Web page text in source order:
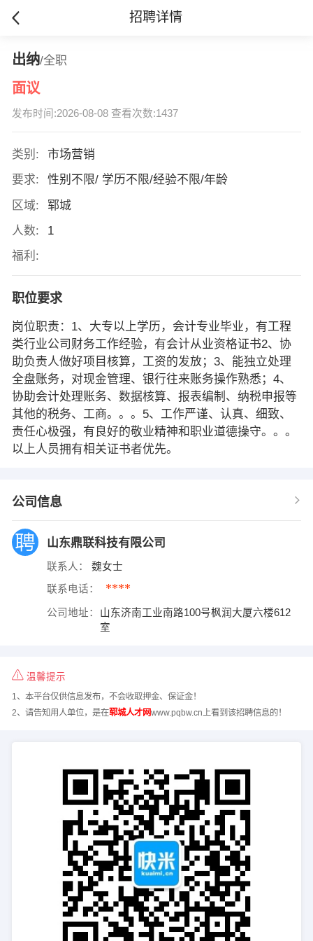
招聘详情
出纳/全职
面议
发布时间:2026-08-08 查看次数:1437
类别:
市场营销
要求:
性别不限/ 学历不限/经验不限/年龄
区域:
郓城
人数:
1
福利:
职位要求
岗位职责：1、大专以上学历，会计专业毕业，有工程
类行业公司财务工作经验，有会计从业资格证书2、协
助负责人做好项目核算，工资的发放；3、能独立处理
全盘账务，对现金管理、银行往来账务操作熟悉；4、
协助会计处理账务、数据核算、报表编制、纳税申报等
其他的税务、工商。。。5、工作严谨、认真、细致、
责任心极强，有良好的敬业精神和职业道德操守。。。
以上人员拥有相关证书者优先。
公司信息
山东鼎联科技有限公司
联系人： 魏女士
联系电话： ****
公司地址：
山东济南工业南路100号枫润大厦六楼612
室
温馨提示
1、本平台仅供信息发布，不会收取押金、保证金！
2、请告知用人单位，是在郓城人才网www.pqbw.cn上看到该招聘信息的！